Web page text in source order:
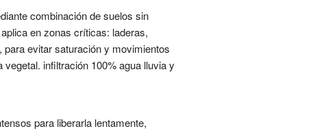
combinación de suelos sin
en zonas críticas: laderas,
evitar saturación y movimientos
infiltración 100% agua lluvia y
para liberarla lentamente,